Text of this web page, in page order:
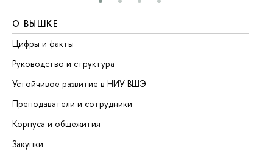
О ВЫШКЕ
Цифры и факты
Руководство и структура
Устойчивое развитие в НИУ ВШЭ
Преподаватели и сотрудники
Корпуса и общежития
Закупки